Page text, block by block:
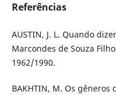
Referências
AUSTIN, J. L. Quando
Marcondes de Souza
1962/1990.
BAKHTIN, M. Os